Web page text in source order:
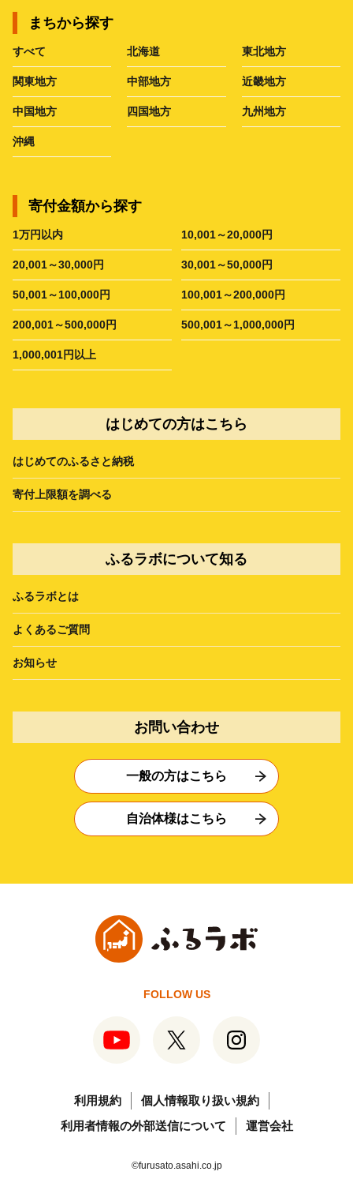
まちから探す
すべて 北海道 東北地方
関東地方 中部地方 近畿地方
中国地方 四国地方 九州地方
沖縄
寄付金額から探す
1万円以内 10,001～20,000円
20,001～30,000円 30,001～50,000円
50,001～100,000円 100,001～200,000円
200,001～500,000円 500,001～1,000,000円
1,000,001円以上
はじめての方はこちら
はじめてのふるさと納税
寄付上限額を調べる
ふるラボについて知る
ふるラボとは
よくあるご質問
お知らせ
お問い合わせ
一般の方はこちら
自治体様はこちら
FOLLOW US
利用規約
個人情報取り扱い規約
利用者情報の外部送信について
運営会社
©furusato.asahi.co.jp